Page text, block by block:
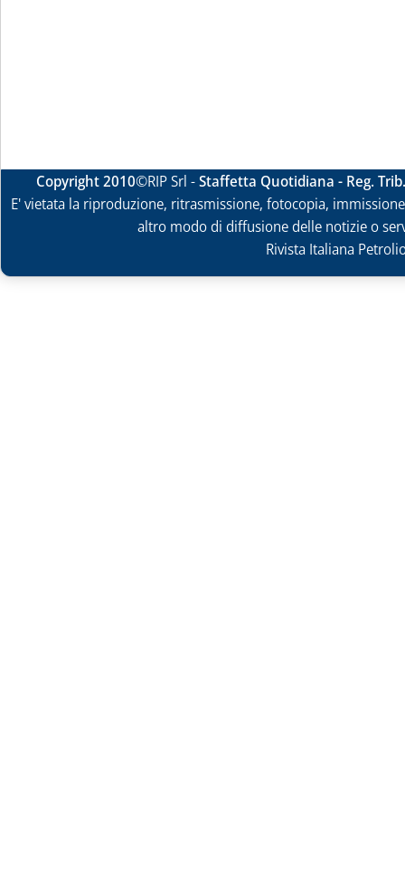
Copyright 2010©RIP Srl -Staffetta Quotidiana - Reg.
E' vietata la riproduzione, ritrasmissione, fotocopia,
altro modo di diffusione delle notizie o
Rivista Italiana